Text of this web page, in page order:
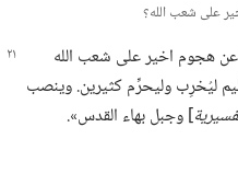
هجوم اخير على شعب الله
ليُخرِب وليحرِّم كثيرين.‏ وينصب
‏] وجبل بهاء القدس».‏